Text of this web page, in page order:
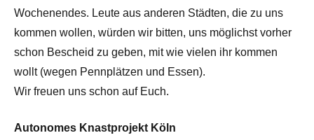
Wochenendes. Leute aus anderen Städten, die zu uns
kommen wollen, würden wir bitten, uns möglichst vorher
schon Bescheid zu geben, mit wie vielen ihr kommen
wollt (wegen Pennplätzen und Essen).
Wir freuen uns schon auf Euch.
Autonomes Knastprojekt Köln